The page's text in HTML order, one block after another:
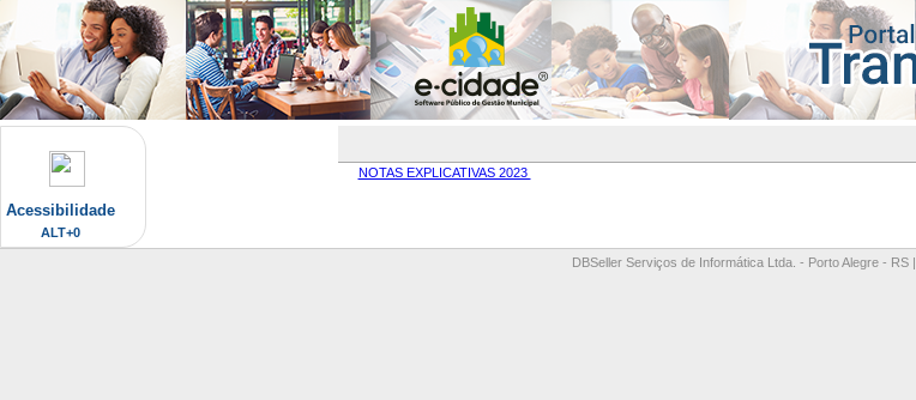
Acessibilidade
ALT+0
NOTAS EXPLICATIVAS 2023
DBSeller Serviços de Informática Ltda. - Porto Alegre - RS |